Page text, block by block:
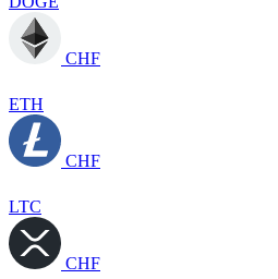
CHF
ETH
CHF
LTC
CHF